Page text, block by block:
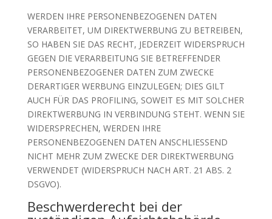
WERDEN IHRE PERSONENBEZOGENEN DATEN
VERARBEITET, UM DIREKTWERBUNG ZU BETREIBEN,
SO HABEN SIE DAS RECHT, JEDERZEIT WIDERSPRUCH
GEGEN DIE VERARBEITUNG SIE BETREFFENDER
PERSONENBEZOGENER DATEN ZUM ZWECKE
DERARTIGER WERBUNG EINZULEGEN; DIES GILT
AUCH FÜR DAS PROFILING, SOWEIT ES MIT SOLCHER
DIREKTWERBUNG IN VERBINDUNG STEHT. WENN SIE
WIDERSPRECHEN, WERDEN IHRE
PERSONENBEZOGENEN DATEN ANSCHLIESSEND
NICHT MEHR ZUM ZWECKE DER DIREKTWERBUNG
VERWENDET (WIDERSPRUCH NACH ART. 21 ABS. 2
DSGVO).
Beschwerde­recht bei der